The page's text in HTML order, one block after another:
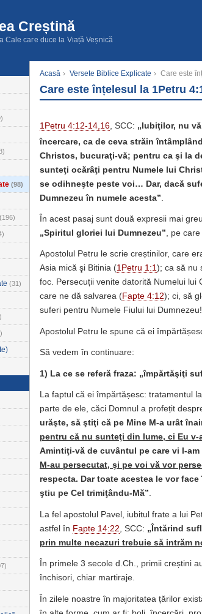
Creștină
Cale care duce la Viață Veșnică
(98)
(196)
(31)
Acasă › Versete Biblice Explicate › Care este
Care este înțelesul la 1Petru
1Petru 4:12-14,16, SCC: „Iubiţilor, nu
încercare, ca de ceva străin
Christos, bucuraţi-vă; pentru ca şi la
sunteţi ocărâţi pentru Numele lui
se odihneşte peste voi… Dar, dacă
Dumnezeu în numele acesta”
În acest pasaj sunt două expresii mai
„Spiritul gloriei lui Dumnezeu” , pe
Apostolul Petru le scrie creștinilor, care
Asia mică şi Bitinia (1Petru 1:1); ca să nu
foc. Persecuții venite datorită Numelui
care ne dă salvarea (Fapte 4:12); ci, să
suferi pentru Numele Fiului lui Dumnezeu!
Apostolul Petru le spune că ei
Să vedem în continuare:
1) La ce se referă fraza: „împărtăşiţi
La faptul că ei împărtășesc: tratamentul
parte de ele, căci Domnul a profețit
urăşte, să ştiţi că pe Mine M-a urât
pentru că nu sunteţi din lume, ci Eu v-
Amintiţi-vă de cuvântul pe care vi l-
M-au persecutat, şi pe voi vă vor
respecta. Dar toate acestea le vor
ştiu pe Cel trimiţându-Mă”.
La fel apostolul Pavel, iubitul frate a lui
astfel în Fapte 14:22 , SCC: „Întărind
prin multe necazuri trebuie să intrăm
În primele 3 secole d.Ch., primii creștini
închisori, chiar martiraje.
În zilele noastre în majoritatea țărilor